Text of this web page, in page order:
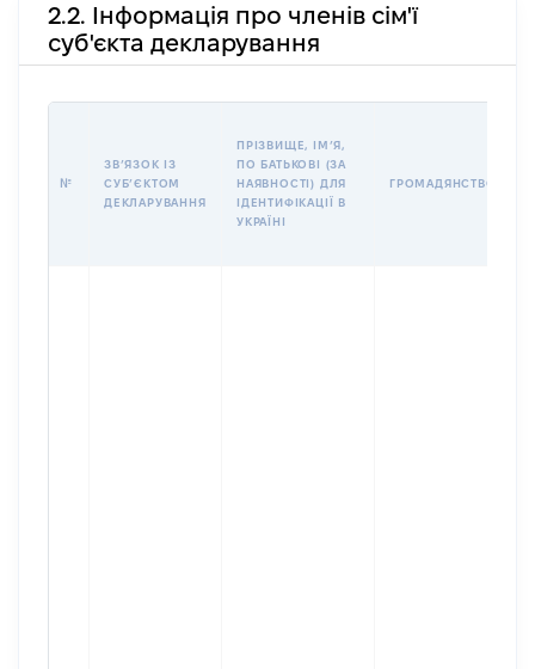
2.2. Інформація про членів сім'ї
суб'єкта декларування
№
ЗВʼЯЗОК ІЗ
СУБʼЄКТОМ
ДЕКЛАРУВАННЯ
ПРІЗВИЩЕ, ІМʼЯ,
ПО БАТЬКОВІ (ЗА
НАЯВНОСТІ) ДЛЯ
ІДЕНТИФІКАЦІЇ В
УКРАЇНІ
ГРОМАДЯНСТВО